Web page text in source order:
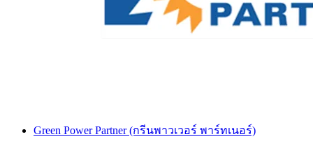
Green Power Partner (กรีนพาวเวอร์ พาร์ทเนอร์)